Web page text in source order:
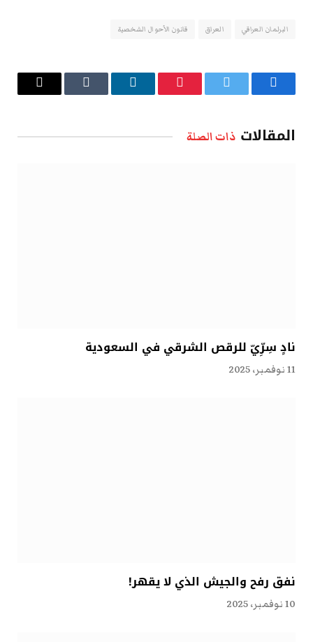
البرلمان العراقي العراق قانون الأحوال الشخصية
فيسبوك تويتر بينتيريستلينكدإن Tumblr
البريد
المقالات ذات الصلة
نادٍ سِرِّيّ للرقص الشرقي في السعودية
11 نوفمبر، 2025
نفق رفح والجيش الذي لا يقهر!
10 نوفمبر، 2025